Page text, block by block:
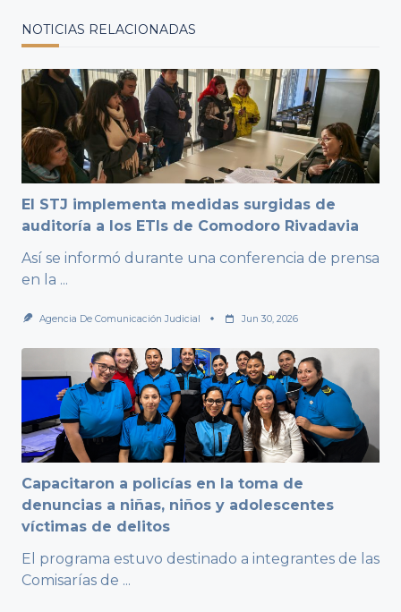
NOTICIAS RELACIONADAS
El STJ implementa medidas surgidas de
auditoría a los ETIs de Comodoro Rivadavia
Así se informó durante una conferencia de prensa
en la ...
Agencia De Comunicación Judicial Jun 30, 2026
Capacitaron a policías en la toma de
denuncias a niñas, niños y adolescentes
víctimas de delitos
El programa estuvo destinado a integrantes de las
Comisarías de ...